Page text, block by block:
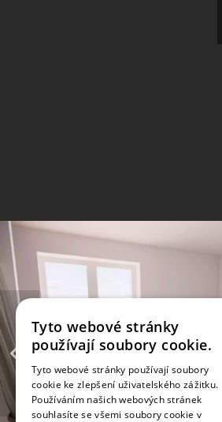
Tyto webové stránky
používají soubory cookie.
Tyto webové stránky používají soubory
cookie ke zlepšení uživatelského zážitku.
Používáním našich webových stránek
souhlasíte se všemi soubory cookie v